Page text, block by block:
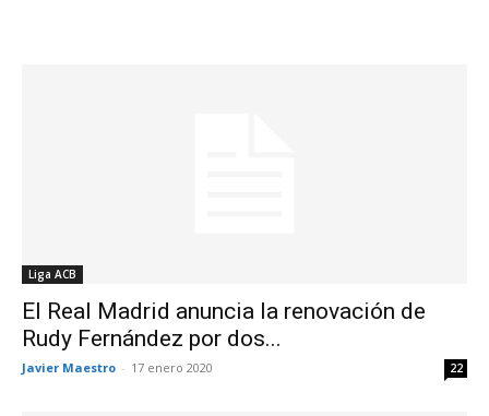
Liga ACB
El Real Madrid anuncia la renovación de
Rudy Fernández por dos...
Javier Maestro - 17 enero 2020 22